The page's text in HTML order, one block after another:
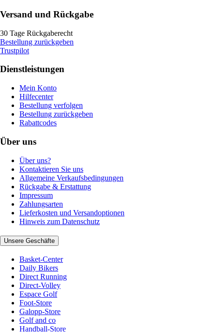
Versand und Rückgabe
30 Tage Rückgaberecht
Bestellung zurückgeben
Trustpilot
Dienstleistungen
Mein Konto
Hilfecenter
Bestellung verfolgen
Bestellung zurückgeben
Rabattcodes
Über uns
Über uns?
Kontaktieren Sie uns
Allgemeine Verkaufsbedingungen
Rückgabe & Erstattung
Impressum
Zahlungsarten
Lieferkosten und Versandoptionen
Hinweis zum Datenschutz
Unsere Geschäfte
Basket-Center
Daily Bikers
Direct Running
Direct-Volley
Espace Golf
Foot-Store
Galopp-Store
Golf and co
Handball-Store